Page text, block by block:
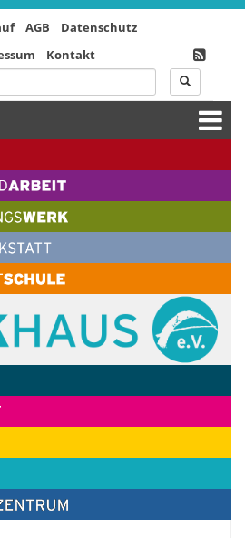
AGB
Datenschutz
Kontakt